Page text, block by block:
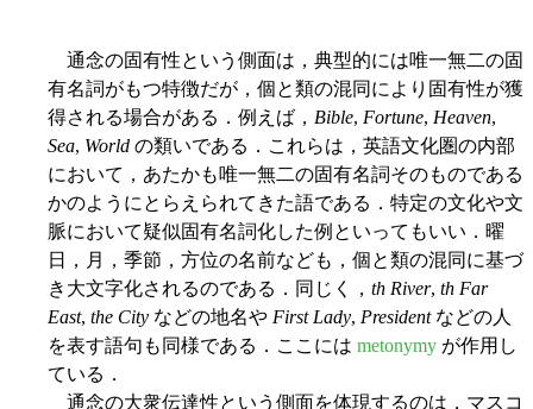
通念の固有性という側面は，典型的には唯一無二の固
有名詞がもつ特徴だが，個と類の混同により固有性が獲
得される場合がある．例えば， Bible, Fortune, Heaven,
Sea, World の類いである．これらは，英語文化圏の内部
において，あたかも唯一無二の固有名詞そのものである
かのようにとらえられてきた語である．特定の文化や文
脈において疑似固有名詞化した例といってもいい．曜
日，月，季節，方位の名前なども，個と類の混同に基づ
き大文字化されるのである．同じく， th River, th Far
East, the City などの地名や First Lady, Presidentなどの人
を表す語句も同様である．ここには metonymy が作用し
ている．
通念の大衆伝達性という側面を体現するのは，マスコ